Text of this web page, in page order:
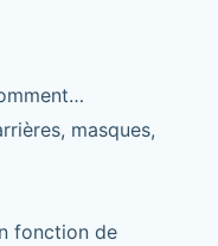
masques,
fonction de